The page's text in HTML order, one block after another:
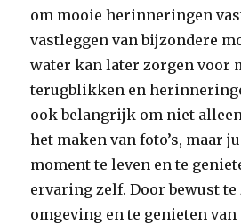
om mooie herinneringen
vastleggen van bijzondere
water kan later zorgen voor
terugblikken en
ook belangrijk om niet
het maken van foto’s, maar
moment te leven en te
ervaring zelf. Door bewust te
omgeving en te genieten van